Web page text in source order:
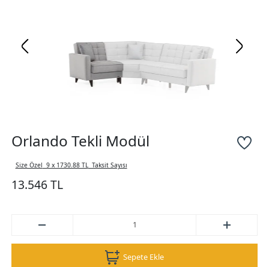
Orlando Tekli Modül
Size Özel 9 x 1730.88 TLTaksit Sayısı
13.546 TL
Sepete Ekle